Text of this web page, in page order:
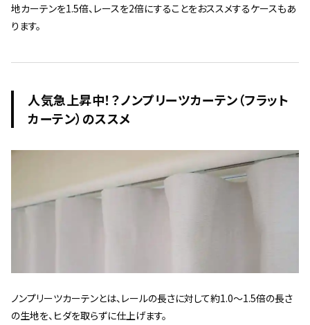
地カーテンを1.5倍、レースを2倍にすることをおススメするケースもあ
ります。
人気急上昇中！？ノンプリーツカーテン（フラット
カーテン）のススメ
ノンプリーツカーテンとは、レールの長さに対して約1.0～1.5倍の長さ
の生地を、ヒダを取らずに仕上げます。